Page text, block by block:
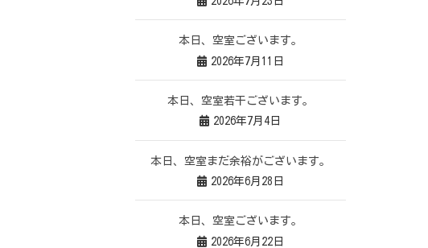
本日、空室ございます。
2026年7月11日
本日、空室若干ございます。
2026年7月4日
本日、空室まだ余裕がございます。
2026年6月28日
本日、空室ございます。
2026年6月22日